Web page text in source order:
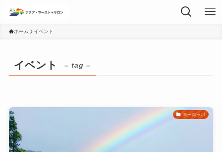
ホーム イベント
イベント – tag –
ヨーロッパ